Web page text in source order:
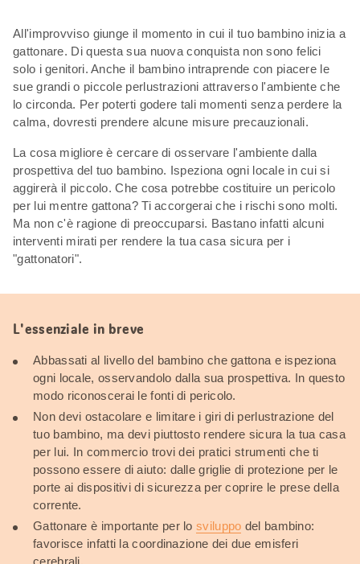
All'improvviso giunge il momento in cui il tuo bambino inizia a
gattonare. Di questa sua nuova conquista non sono felici
solo i genitori. Anche il bambino intraprende con piacere le
sue grandi o piccole perlustrazioni attraverso l'ambiente che
lo circonda. Per poterti godere tali momenti senza perdere la
calma, dovresti prendere alcune misure precauzionali.
La cosa migliore è cercare di osservare l'ambiente dalla
prospettiva del tuo bambino. Ispeziona ogni locale in cui si
aggirerà il piccolo. Che cosa potrebbe costituire un pericolo
per lui mentre gattona? Ti accorgerai che i rischi sono molti.
Ma non c'è ragione di preoccuparsi. Bastano infatti alcuni
interventi mirati per rendere la tua casa sicura per i
"gattonatori".
L'essenziale in breve
Abbassati al livello del bambino che gattona e ispeziona
ogni locale, osservandolo dalla sua prospettiva. In questo
modo riconoscerai le fonti di pericolo.
Non devi ostacolare e limitare i giri di perlustrazione del
tuo bambino, ma devi piuttosto rendere sicura la tua casa
per lui. In commercio trovi dei pratici strumenti che ti
possono essere di aiuto: dalle griglie di protezione per le
porte ai dispositivi di sicurezza per coprire le prese della
corrente.
Gattonare è importante per losviluppo del bambino:
favorisce infatti la coordinazione dei due emisferi
cerebrali.